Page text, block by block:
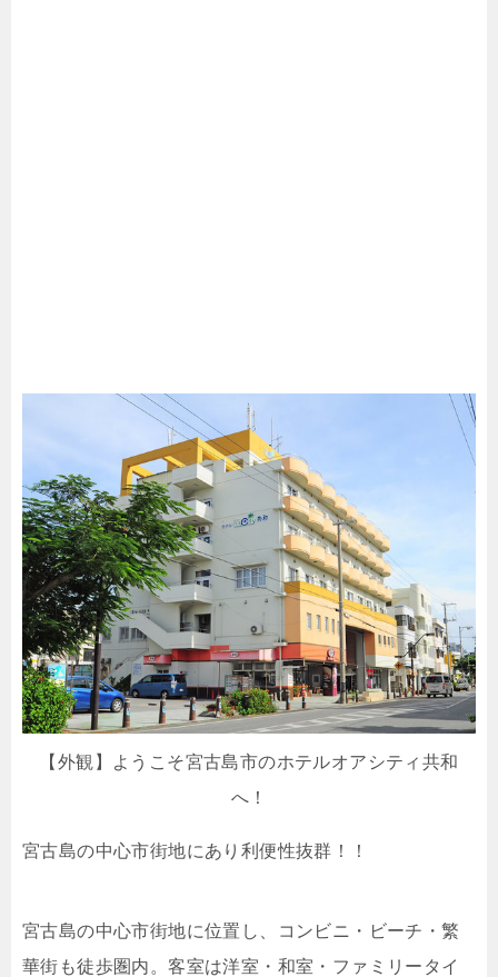
【外観】ようこそ宮古島市のホテルオアシティ共和
へ！
宮古島の中心市街地にあり利便性抜群！！
宮古島の中心市街地に位置し、コンビニ・ビーチ・繁
華街も徒歩圏内。客室は洋室・和室・ファミリータイ